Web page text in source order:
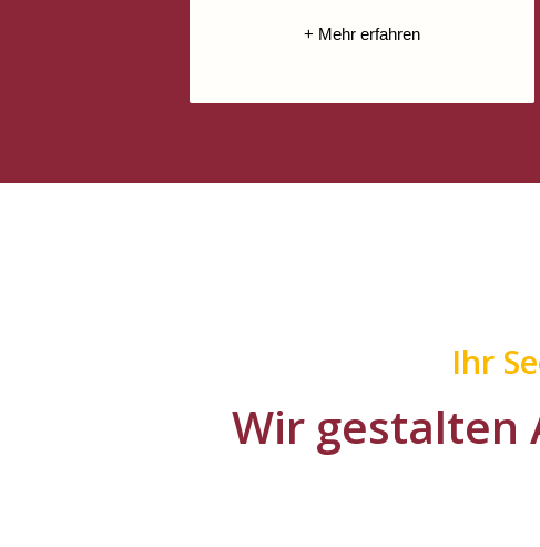
+ Mehr erfahren
Ihr
Wir gestalten